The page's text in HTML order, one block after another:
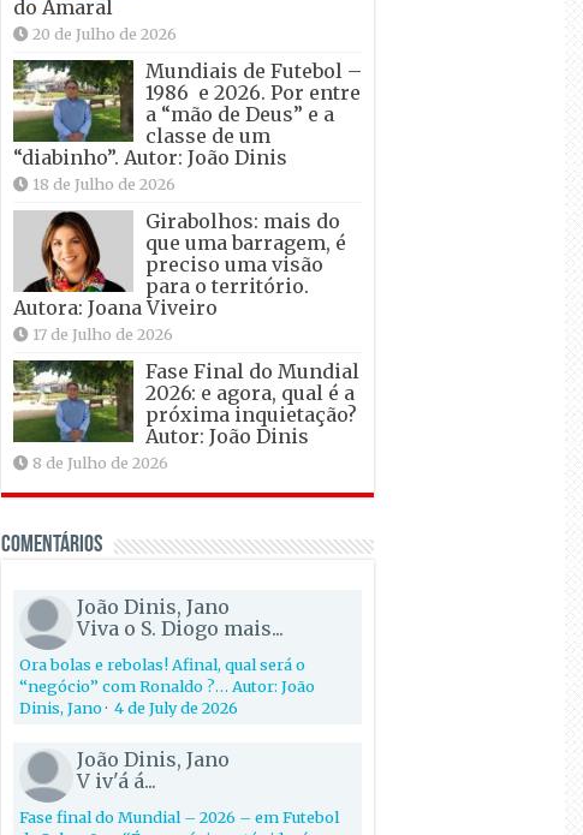
do Amaral
20 de Julho de 2026
Mundiais de Futebol –
1986 e 2026. Por entre
a “mão de Deus” e a
classe de um
“diabinho”. Autor: João Dinis
18 de Julho de 2026
Girabolhos: mais do
que uma barragem, é
preciso uma visão
para o território.
Autora: Joana Viveiro
17 de Julho de 2026
Fase Final do Mundial
2026: e agora, qual é a
próxima inquietação?
Autor: João Dinis
8 de Julho de 2026
Comentários
João Dinis, Jano
Viva o S. Diogo mais...
Ora bolas e rebolas! Afinal, qual será o
“negócio” com Ronaldo ?… Autor: João
Dinis, Jano· 4 de July de 2026
João Dinis, Jano
V iv'á á...
Fase final do Mundial – 2026 – em Futebol